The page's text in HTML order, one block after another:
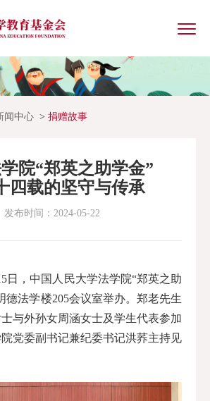
闻中心 捐赠故事
院“郑英之助学金”
载的坚守与传承
发布时间：2024-05-22
日，中国人民大学法学院“郑英之助
德法学楼205会议室举办。郑老先生
与外孙女周涵女士及学生代表参加
党委副书记兼纪委书记洪荞主持见